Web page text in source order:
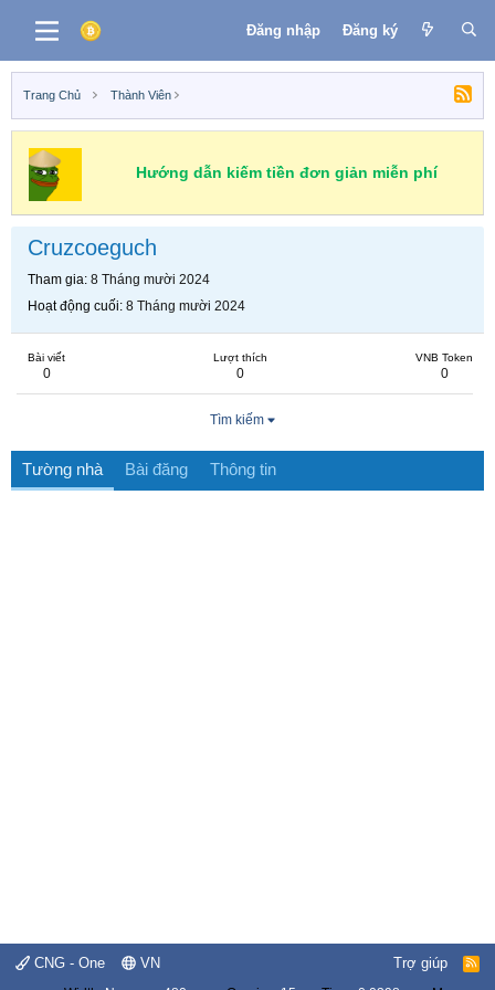
Đăng nhập Đăng ký
Trang Chủ Thành Viên
Hướng dẫn kiếm tiền đơn giản miễn phí
Cruzcoeguch
Tham gia 8 Tháng mười 2024
Hoạt động cuối 8 Tháng mười 2024
Bài viết
0
Lượt thích
0
VNB Token
0
Tìm kiếm
Tường nhà Bài đăng Thông tin
CNG - One VN Trợ giúp
R